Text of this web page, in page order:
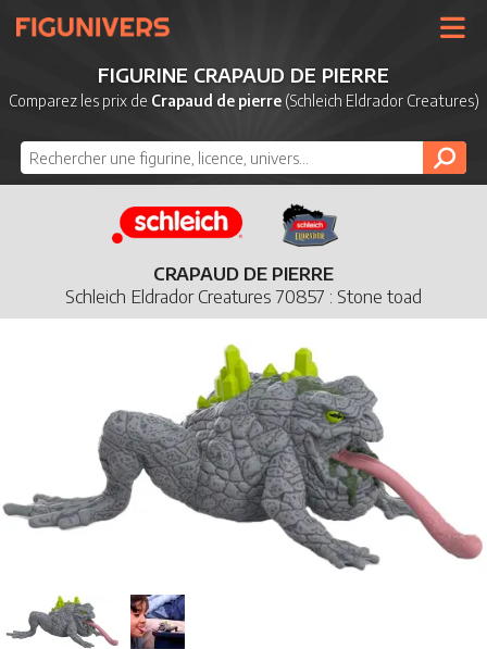
UNIVERS
LICENCES
NOUVEAUTÉS
DERNIERS AJOUTS
FIGURINE CRAPAUD DE PIERRE
Comparez les prix de Crapaud de pierre(Schleich Eldrador Creatures)
CRAPAUD DE PIERRE
Schleich Eldrador Creatures 70857 : Stone toad